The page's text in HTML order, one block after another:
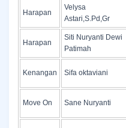
Harapan
Velysa
Astari,S.Pd,Gr
Harapan
Siti Nuryanti Dewi
Patimah
Kenangan Sifa oktaviani
Move On Sane Nuryanti